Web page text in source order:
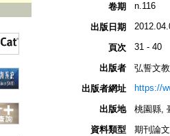
卷期
n.116
出版日期
頁次 31 - 40
出版者
弘誓文
出版者網址
https://
出版地
桃園縣,
資料類型
期刊論